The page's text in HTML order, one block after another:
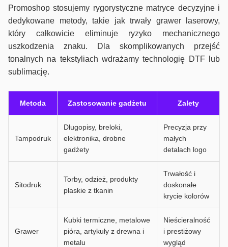
Promoshop stosujemy rygorystyczne matryce decyzyjne i
dedykowane metody, takie jak trwały grawer laserowy,
który całkowicie eliminuje ryzyko mechanicznego
uszkodzenia znaku. Dla skomplikowanych przejść
tonalnych na tekstyliach wdrażamy technologię DTF lub
sublimację.
Metoda Zastosowanie gadżetu Zalety
Tampodruk
Długopisy, breloki,
elektronika, drobne
gadżety
Precyzja przy
małych
detalach logo
Sitodruk
Torby, odzież, produkty
płaskie z tkanin
Trwałość i
doskonałe
krycie kolorów
Grawer
Kubki termiczne, metalowe
pióra, artykuły z drewna i
metalu
Nieścieralność
i prestiżowy
wygląd